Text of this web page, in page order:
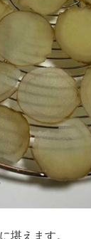
堪えます。